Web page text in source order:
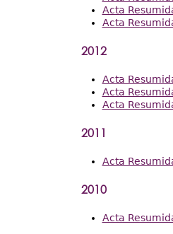
Acta
Acta
2012
Acta
Acta
Acta
2011
Acta
2010
Acta